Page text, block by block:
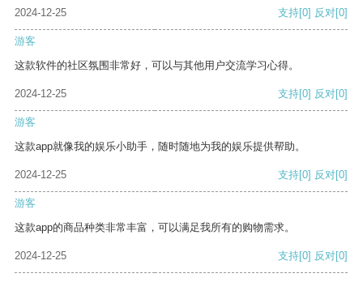
2024-12-25 支持[0] 反对[0]
游客
这款软件的社区氛围非常好，可以与其他用户交流学习心得。
2024-12-25 支持[0] 反对[0]
游客
这款app就像我的娱乐小助手，随时随地为我的娱乐提供帮助。
2024-12-25 支持[0] 反对[0]
游客
这款app的商品种类非常丰富，可以满足我所有的购物需求。
2024-12-25 支持[0] 反对[0]